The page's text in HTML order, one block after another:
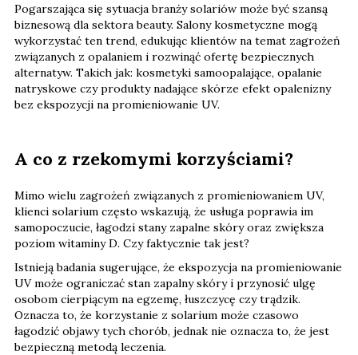
Pogarszająca się sytuacja branży solariów może być szansą
biznesową dla sektora beauty. Salony kosmetyczne mogą
wykorzystać ten trend, edukując klientów na temat zagrożeń
związanych z opalaniem i rozwinąć ofertę bezpiecznych
alternatyw. Takich jak: kosmetyki samoopalające, opalanie
natryskowe czy produkty nadające skórze efekt opalenizny
bez ekspozycji na promieniowanie UV.
A co z rzekomymi korzyściami?
Mimo wielu zagrożeń związanych z promieniowaniem UV,
klienci solarium często wskazują, że usługa poprawia im
samopoczucie, łagodzi stany zapalne skóry oraz zwiększa
poziom witaminy D. Czy faktycznie tak jest?
Istnieją badania sugerujące, że ekspozycja na promieniowanie
UV może ograniczać stan zapalny skóry i przynosić ulgę
osobom cierpiącym na egzemę, łuszczycę czy trądzik.
Oznacza to, że korzystanie z solarium może czasowo
łagodzić objawy tych chorób, jednak nie oznacza to, że jest
bezpieczną metodą leczenia.